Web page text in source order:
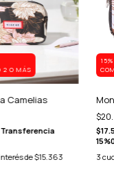
2 O MÁS
Camelias
Transferencia
de$15.363
3